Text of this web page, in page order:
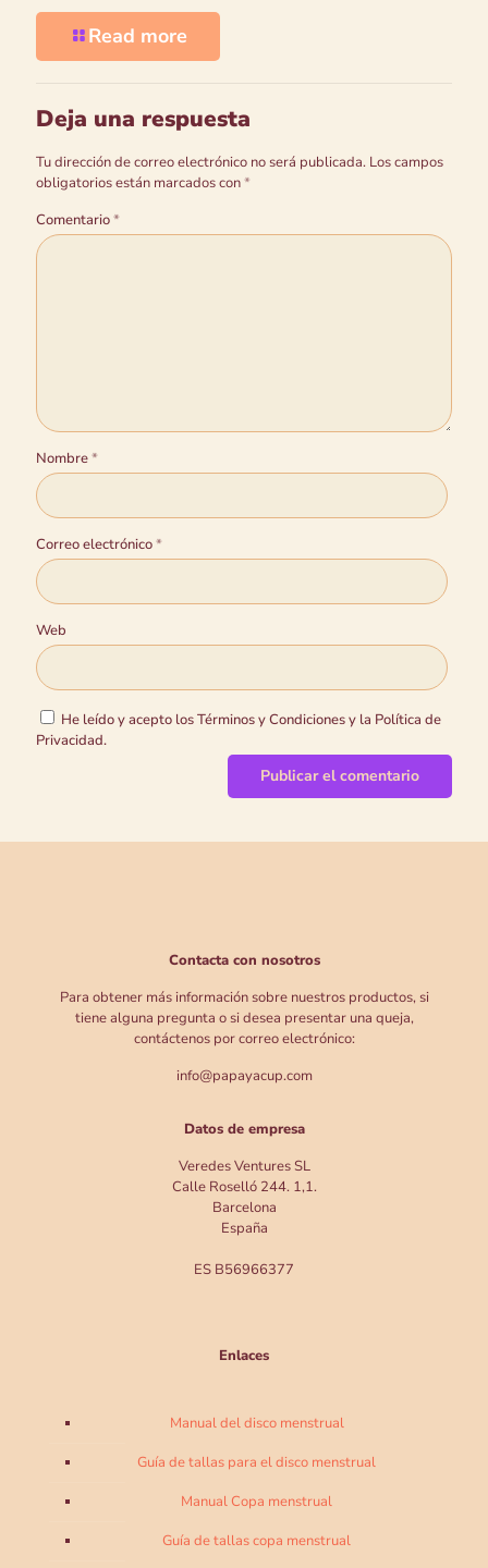
Read more
Deja una respuesta
Tu dirección de correo electrónico no será publicada. Los campos
obligatorios están marcados con*
Comentario*
Nombre*
Correo electrónico*
Web
He leído y acepto los Términos y Condiciones y la Política de
Privacidad.
Contacta con nosotros
Para obtener más información sobre nuestros productos, si
tiene alguna pregunta o si desea presentar una queja,
contáctenos por correo electrónico:
info@papayacup.com
Datos de empresa
Veredes Ventures SL
Calle Roselló 244. 1,1.
Barcelona
España
ES B56966377
Enlaces
Manual del disco menstrual
Guía de tallas para el disco menstrual
Manual Copa menstrual
Guía de tallas copa menstrual